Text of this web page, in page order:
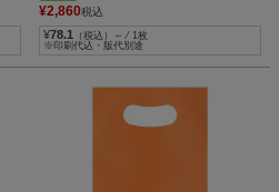
¥2,860税込
¥78.1
（税込）～ ⁄ 1枚
※印刷代込・版代別途